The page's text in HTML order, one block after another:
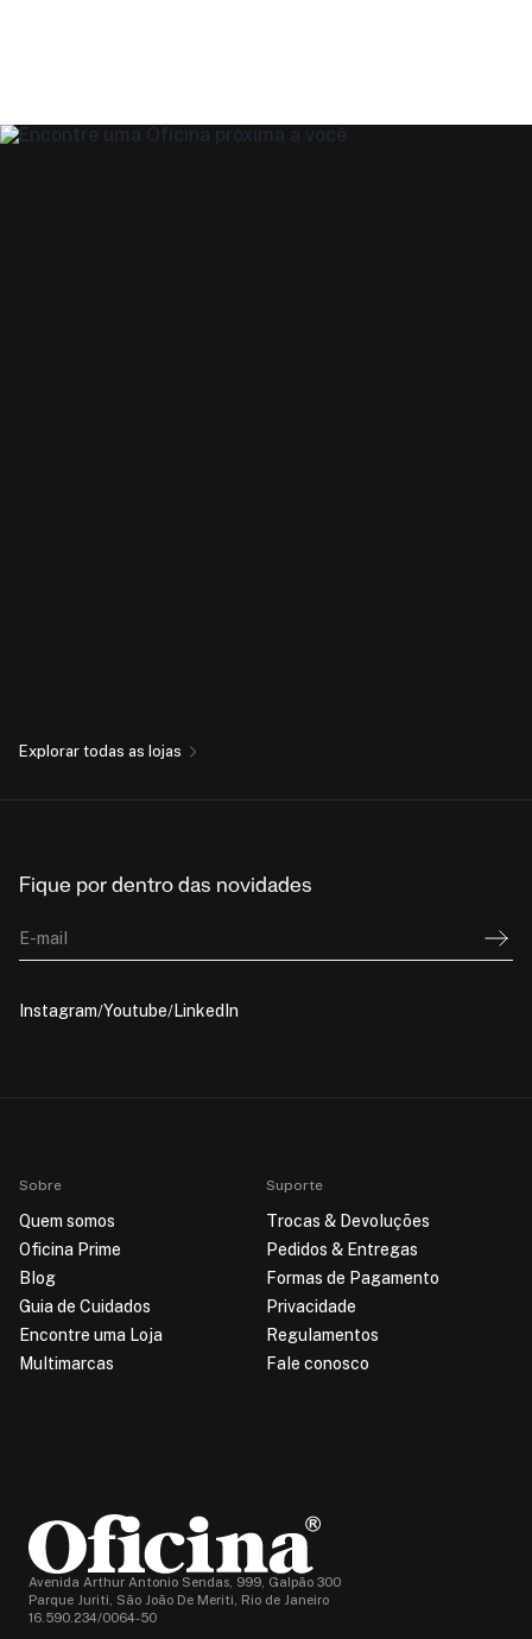
Explorar todas as lojas
Fique por dentro das novidades
E-mail
Instagram Youtube LinkedIn
Sobre
Quem somos
Oficina Prime
Blog
Guia de Cuidados
Encontre uma Loja
Multimarcas
Suporte
Trocas & Devoluções
Pedidos & Entregas
Formas de Pagamento
Privacidade
Regulamentos
Fale conosco
Avenida Arthur Antonio Sendas, 999, Galpão 300
Parque Juriti, São João De Meriti, Rio de Janeiro
16.590.234/0064-50